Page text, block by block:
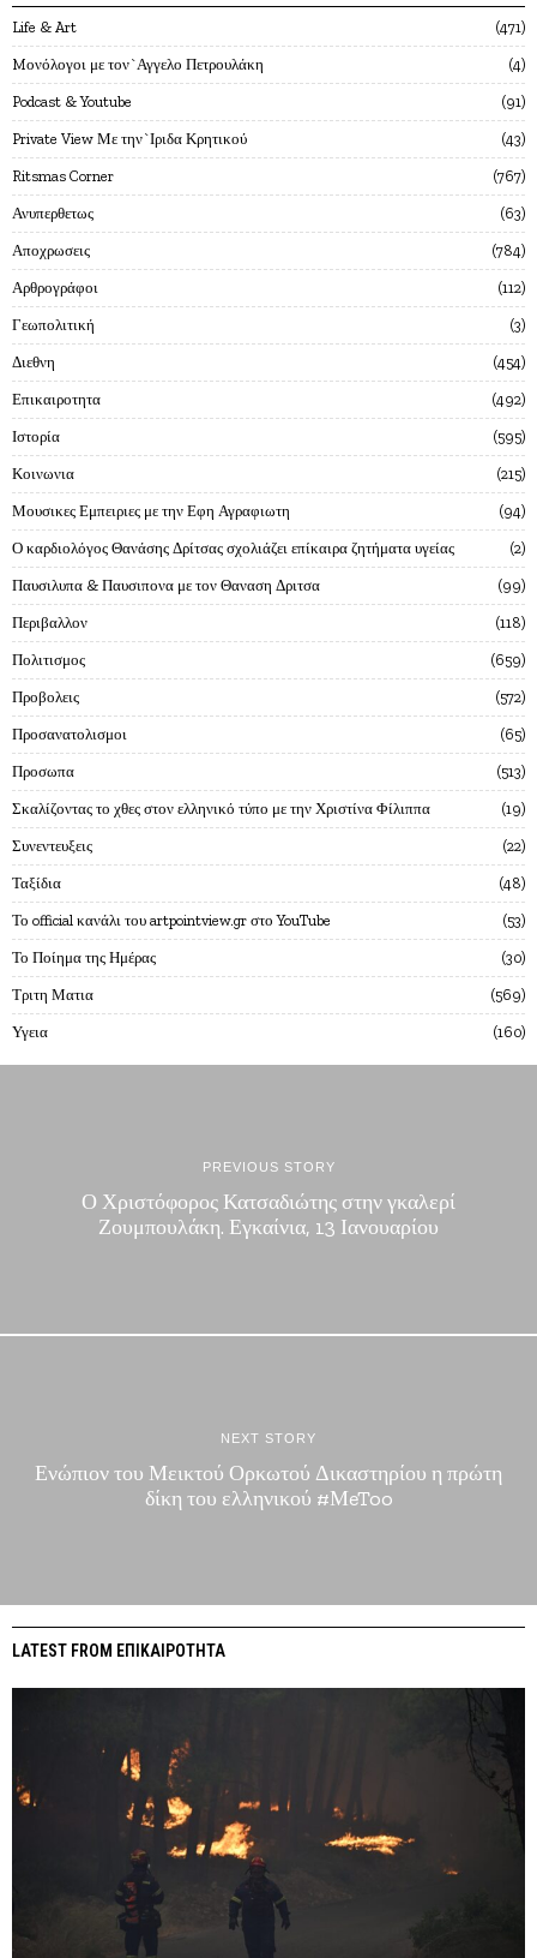
Life & Art 471
Mονόλογοι με τον`Αγγελο Πετρουλάκη 4
Podcast & Youtube 91
Private View Με την`Ιριδα Κρητικού 43
Ritsmas Corner 767
Ανυπερθετως 63
Αποχρωσεις 784
Αρθρογράφοι 112
Γεωπολιτική 3
Διεθνη 454
Επικαιροτητα 492
Ιστορία 595
Κοινωνια 215
Μουσικες Εμπειριες με την Εφη Αγραφιωτη 94
Ο καρδιολόγος Θανάσης Δρίτσας σχολιάζει επίκαιρα ζητήματα υγείας 2
Παυσιλυπα & Παυσιπονα με τον Θαναση Δριτσα 99
Περιβαλλον 118
Πολιτισμος 659
Προβολεις 572
Προσανατολισμοι 65
Προσωπα 513
Σκαλίζοντας το χθες στον ελληνικό τύπο με την Χριστίνα Φίλιππα 19
Συνεντευξεις 22
Ταξίδια 48
Το official κανάλι του artpointview.gr στο YouTube 53
Το Ποίημα της Ημέρας 30
Τριτη Ματια 569
Υγεια 160
PREVIOUS STORY
Ο Χριστόφορος Κατσαδιώτης στην γκαλερί
Ζουμπουλάκη. Εγκαίνια, 13 Ιανουαρίου
NEXT STORY
Ενώπιον του Μεικτού Ορκωτού Δικαστηρίου η πρώτη
δίκη του ελληνικού #ΜeToo
LATEST FROM ΕΠΙΚΑΙΡΟΤΗΤΑ